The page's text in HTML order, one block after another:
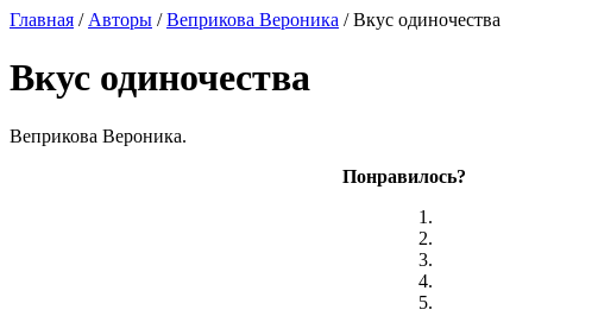
Главная / Авторы /Веприкова Вероника / Вкус одиночества
Вкус одиночества
Веприкова Вероника.
Понравилось?